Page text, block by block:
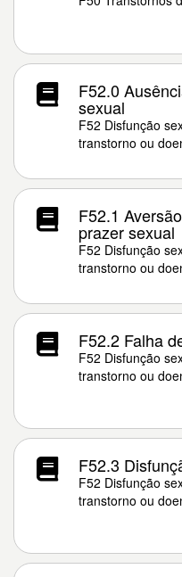
F52.0
sexual
F52 Disfunção
transtorno ou
F52.1
prazer sexual
F52 Disfunção
transtorno ou
F52.2 Falha
F52 Disfunção
transtorno ou
F52.3
F52 Disfunção
transtorno ou